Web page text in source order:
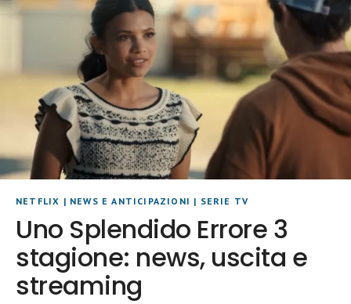
NETFLIX | NEWS E ANTICIPAZIONI | SERIE TV
Uno Splendido Errore 3
stagione: news, uscita e
streaming